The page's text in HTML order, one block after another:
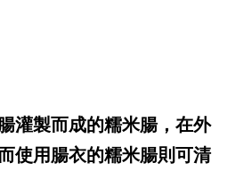
灌製而成的糯米腸，在外
使用腸衣的糯米腸則可清